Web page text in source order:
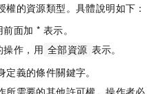
的資源類型。具體說明如下：
面加 * 表示。
操作，用 全部資源 表示。
義的條件關鍵字。